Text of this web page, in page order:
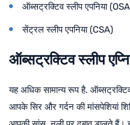
ऑब्सट्रक्टिव स्लीप एपनिया
सेंट्रल स्लीप एपनिया (CSA)
ऑब्सट्रक्टिव स्लीप
यह अधिक सामान्य रूप है.
आपके सिर और गर्दन की मांसपेशियां